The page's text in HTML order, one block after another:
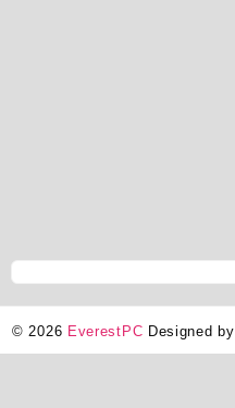
© 2026 EverestPC Designed by